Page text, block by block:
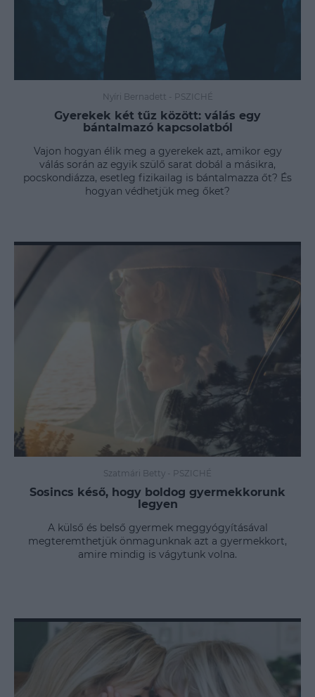
Nyíri Bernadett - PSZICHÉ
Gyerekek két tűz között: válás egy
bántalmazó kapcsolatból
Vajon hogyan élik meg a gyerekek azt, amikor egy
válás során az egyik szülő sarat dobál a másikra,
pocskondiázza, esetleg fizikailag is bántalmazza őt? És
hogyan védhetjük meg őket?
Szatmári Betty - PSZICHÉ
Sosincs késő, hogy boldog gyermekkorunk
legyen
A külső és belső gyermek meggyógyításával
megteremthetjük önmagunknak azt a gyermekkort,
amire mindig is vágytunk volna.